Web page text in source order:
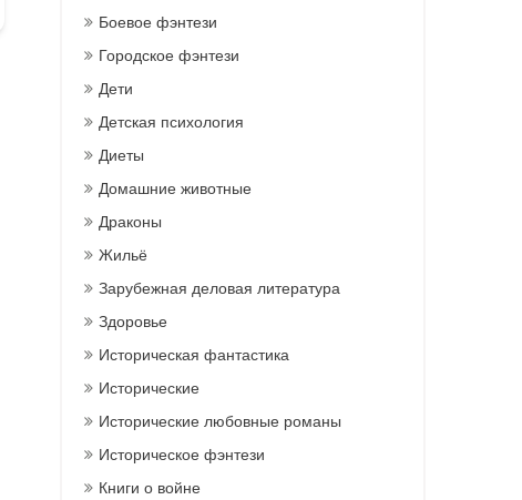
Боевое фэнтези
Городское фэнтези
Дети
Детская психология
Диеты
Домашние животные
Драконы
Жильё
Зарубежная деловая литература
Здоровье
Историческая фантастика
Исторические
Исторические любовные романы
Историческое фэнтези
Книги о войне